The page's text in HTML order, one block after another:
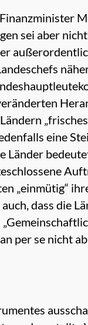
sei aber
eine
Länder
„einmütig“
dass die
per se nicht